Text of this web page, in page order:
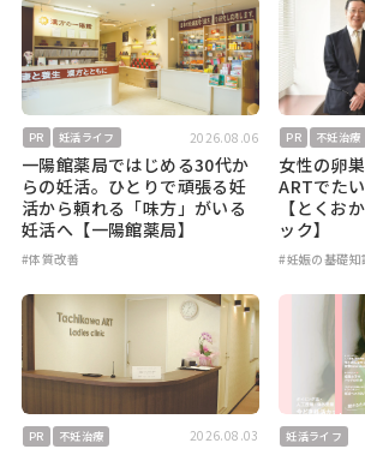
PR 妊活ライフ 2026.08.06
一陽館薬局ではじめる30代か
らの妊活。ひとりで頑張る妊
活から頼れる「味方」がいる
妊活へ【一陽館薬局】
#体質改善
PR 不妊治療
女性の卵
ARTでた
【とくお
ック】
#妊娠の基礎知
PR 不妊治療 2026.08.03 妊活ライフ